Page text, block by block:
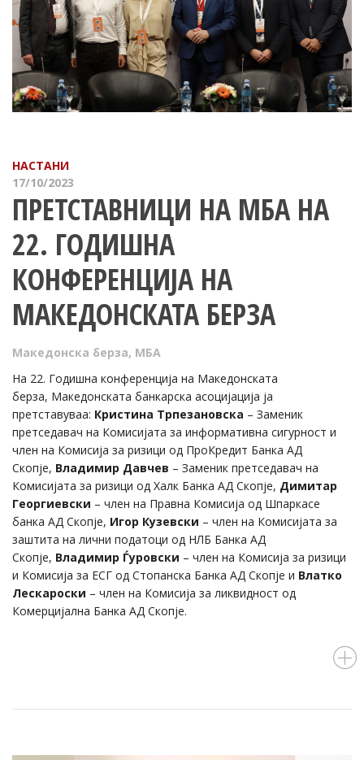
НАСТАНИ
17/10/2023
ПРЕТСТАВНИЦИ НА МБА НА
22. ГОДИШНА
КОНФЕРЕНЦИЈА НА
МАКЕДОНСКАТА БЕРЗА
Македонска берза, МБА
На 22. Годишна конференција на Македонската
берза, Македонската банкарска асоцијација ја
претставуваа: Кристина Трпезановска – Заменик
претседавач на Комисијата за информативна сигурност и
член на Комисија за ризици од ПроКредит Банка АД
Скопје, Владимир Давчев – Заменик претседавач на
Комисијата за ризици од Халк Банка АД Скопје, Димитар
Георгиевски – член на Правна Комисија од Шпаркасе
банка АД Скопје, Игор Кузевски – член на Комисијата за
заштита на лични податоци од НЛБ Банка АД
Скопје, Владимир Ѓуровски – член на Комисија за ризици
и Комисија за ЕСГ од Стопанска Банка АД Скопје и Влатко
Лескароски – член на Комисија за ликвидност од
Комерцијална Банка АД Скопје.